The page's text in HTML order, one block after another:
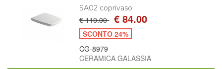
SA02 coprivaso
€ 110.00 € 84.00
SCONTO 24%
CG-8979
CERAMICA GALASSIA